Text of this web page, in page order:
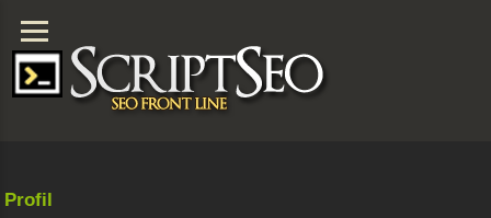
Profil